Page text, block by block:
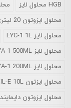
HGB محلول لایز
محلول
محلول ایزوتون 20 لیتری5800
محلول لایز LYC-1 1L
محلول لایز LYA-1 500ML
محلول لایز LYA-1 200ML
محلول ایزتون DIL-E 10L
محلول ایزوتون دایمایند